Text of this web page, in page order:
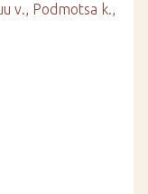
v., Podmotsa k.,